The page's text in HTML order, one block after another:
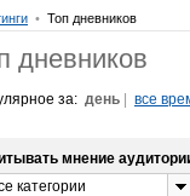
• Топ дневников
дневников
за: день все
мнение
категории